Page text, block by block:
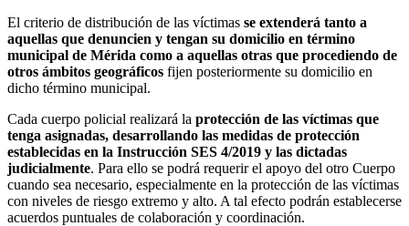
El criterio de distribución de las víctimas se extenderá tanto a
aquellas que denuncien y tengan su domicilio en término
municipal de Mérida como a aquellas otras que procediendo de
otros ámbitos geográficos fijen posteriormente su domicilio en
dicho término municipal.
Cada cuerpo policial realizará la protección de las víctimas que
tenga asignadas, desarrollando las medidas de protección
establecidas en la Instrucción SES 4/2019 y las dictadas
judicialmente. Para ello se podrá requerir el apoyo del otro Cuerpo
cuando sea necesario, especialmente en la protección de las víctimas
con niveles de riesgo extremo y alto. A tal efecto podrán establecerse
acuerdos puntuales de colaboración y coordinación.